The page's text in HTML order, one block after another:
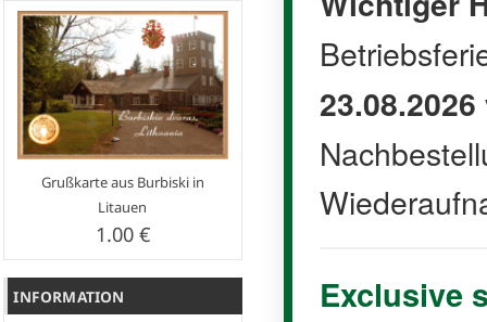
Grußkarte aus Burbiski in
Litauen
1.00 €
INFORMATION
23.08.2026
Exclusive